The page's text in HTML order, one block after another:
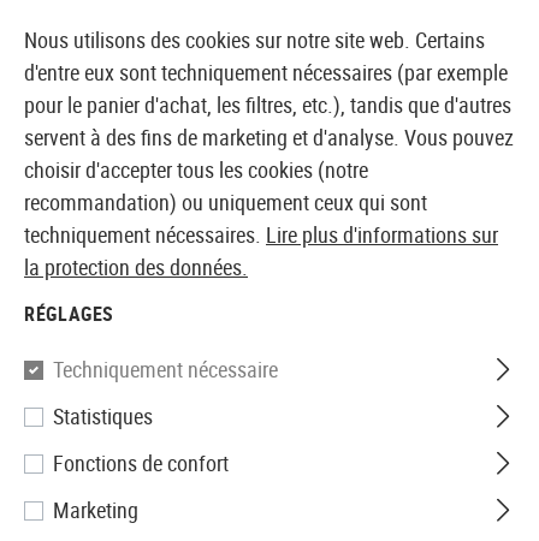
BOUTIQUE ET GROSSISTE EUROPÉEN AIRSOFT
Accueil Tuning et pièces détachées Sniper Interne
BARRES INTÉRIEURES
Nous utilisons des cookies sur notre site web. Certains
d'entre eux sont techniquement nécessaires (par exemple
pour le panier d'achat, les filtres, etc.), tandis que d'autres
servent à des fins de marketing et d'analyse. Vous pouvez
choisir d'accepter tous les cookies (notre
recommandation) ou uniquement ceux qui sont
techniquement nécessaires. Lire plus d'informations sur
la protection des données.
RÉGLAGES
Techniquement nécessaire
Statistiques
Fonctions de confort
Marketing